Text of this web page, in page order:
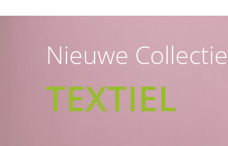
Nieuwe Collectie
TEXTIEL